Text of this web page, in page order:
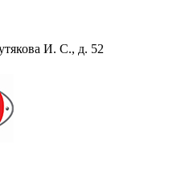
И. С., д. 52